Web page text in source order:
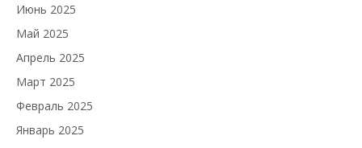
Июнь 2025
Май 2025
Апрель 2025
Март 2025
Февраль 2025
Январь 2025